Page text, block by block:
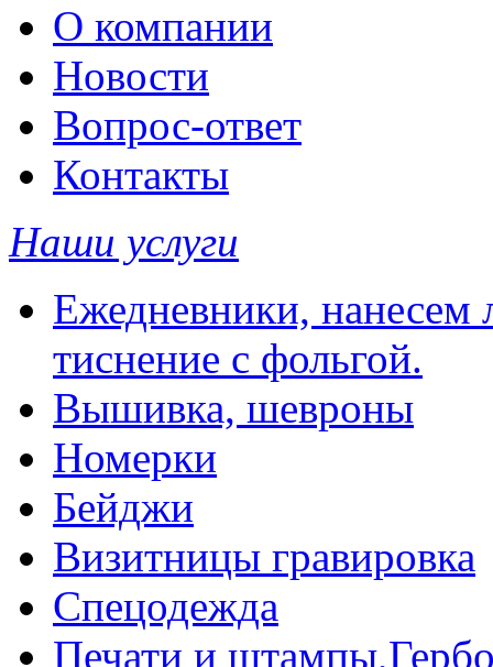
О компании
Новости
Вопрос-ответ
Контакты
Наши услуги
Ежедневники, нанесем
тиснение с фольгой.
Вышивка, шевроны
Номерки
Бейджи
Визитницы гравировка
Спецодежда
Печати и